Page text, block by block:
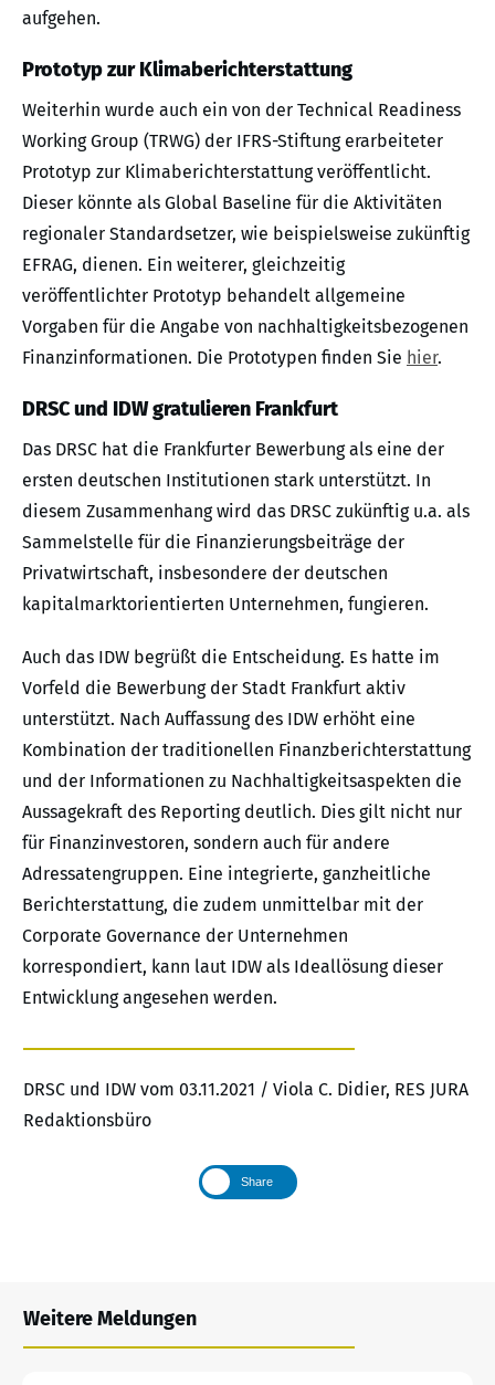
aufgehen.
Prototyp zur Klimaberichterstattung
Weiterhin wurde auch ein von der Technical Readiness
Working Group (TRWG) der IFRS-Stiftung erarbeiteter
Prototyp zur Klimaberichterstattung veröffentlicht.
Dieser könnte als Global Baseline für die Aktivitäten
regionaler Standardsetzer, wie beispielsweise zukünftig
EFRAG, dienen. Ein weiterer, gleichzeitig
veröffentlichter Prototyp behandelt allgemeine
Vorgaben für die Angabe von nachhaltigkeitsbezogenen
Finanzinformationen. Die Prototypen finden Sie hier.
DRSC und IDW gratulieren Frankfurt
Das DRSC hat die Frankfurter Bewerbung als eine der
ersten deutschen Institutionen stark unterstützt. In
diesem Zusammenhang wird das DRSC zukünftig u.a. als
Sammelstelle für die Finanzierungsbeiträge der
Privatwirtschaft, insbesondere der deutschen
kapitalmarktorientierten Unternehmen, fungieren.
Auch das IDW begrüßt die Entscheidung. Es hatte im
Vorfeld die Bewerbung der Stadt Frankfurt aktiv
unterstützt. Nach Auffassung des IDW erhöht eine
Kombination der traditionellen Finanzberichterstattung
und der Informationen zu Nachhaltigkeitsaspekten die
Aussagekraft des Reporting deutlich. Dies gilt nicht nur
für Finanzinvestoren, sondern auch für andere
Adressatengruppen. Eine integrierte, ganzheitliche
Berichterstattung, die zudem unmittelbar mit der
Corporate Governance der Unternehmen
korrespondiert, kann laut IDW als Ideallösung dieser
Entwicklung angesehen werden.
DRSC und IDW vom 03.11.2021 / Viola C. Didier, RES JURA
Redaktionsbüro
Share
Weitere Meldungen